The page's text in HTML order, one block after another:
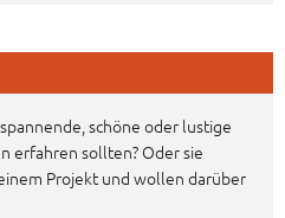
schöne oder lustige
erfahren sollten? Oder sie
Projekt und wollen darüber